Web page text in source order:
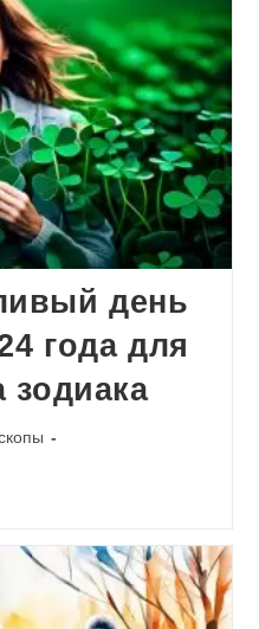
день
года для
зодиака